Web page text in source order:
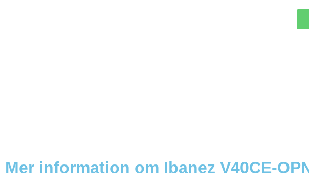
Mer information om Ibanez V40CE-